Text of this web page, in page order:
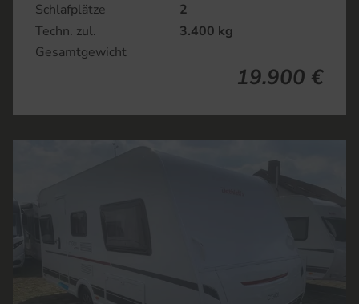
Schlafplätze
2
Techn. zul.
Gesamtgewicht
3.400 kg
19.900 €